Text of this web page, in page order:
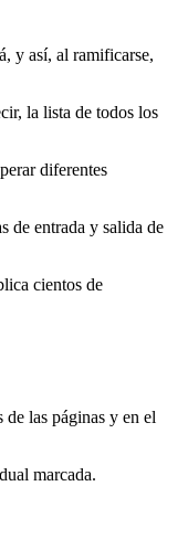
y así, al ramificarse,
la lista de todos los
diferentes
de entrada y salida de
cientos de
las páginas y en el
marcada.